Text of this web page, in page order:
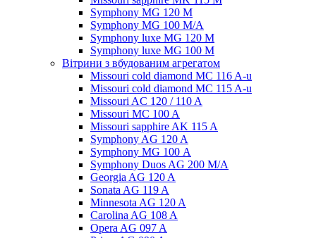
Symphony MG 120 M
Symphony MG 100 M/А
Symphony luxe MG 120 M
Symphony luxe MG 100 M
Вітрини з вбудованим агрегатом
Missouri cold diamond MC 116 A-u
Missouri cold diamond MC 115 A-u
Missouri AC 120 / 110 A
Missouri MC 100 A
Missouri sapphire AK 115 A
Symphony AG 120 A
Symphony MG 100 А
Symphony Duos AG 200 M/A
Georgia AG 120 A
Sonata AG 119 A
Minnesota AG 120 A
Carolina AG 108 A
Opera AG 097 A